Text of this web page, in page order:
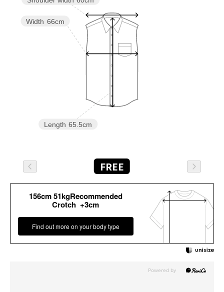
Length 65.5cm
Width 66cm
FREE
156cm 51kgRecommended
Crotch +3cm
Find out more on your body type